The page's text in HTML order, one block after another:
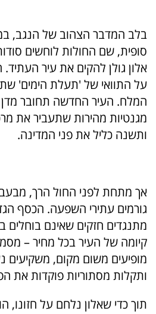
בלב המדבר הצהוב של הנגב,
סופית, שם החולות לוחשים
אלון גולן להקים את עיר
על התוואי של 'תעלת הימים'
המלח. העיר החדשה תחובר
מגנטיות מהירות שתעביר את
ותשנה כליל את פני המדינה.
אך מתחת לפני החול הרך,
גורמים עתירי השפעה. הכסף
מתנגדים חזקים שאינם בוחלים
קיומה של העיר בכל מחיר –
מופיעים משום מקום, משקיעים
ותקלות מסתוריות פוקדות את
תוך כדי שאלון נלחם על חזונו,